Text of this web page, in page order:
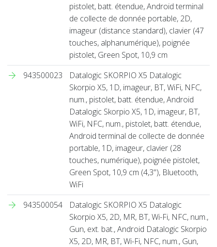
pistolet, batt. étendue, Android terminal
de collecte de donnée portable, 2D,
imageur (distance standard), clavier (47
touches, alphanumérique), poignée
pistolet, Green Spot, 10,9 cm
943500023
Datalogic SKORPIO X5 Datalogic
Skorpio X5, 1D, imageur, BT, WiFi, NFC,
num., pistolet, batt. étendue, Android
Datalogic Skorpio X5, 1D, imageur, BT,
WiFi, NFC, num., pistolet, batt. étendue,
Android terminal de collecte de donnée
portable, 1D, imageur, clavier (28
touches, numérique), poignée pistolet,
Green Spot, 10,9 cm (4,3''), Bluetooth,
WiFi
943500054
Datalogic SKORPIO X5 Datalogic
Skorpio X5, 2D, MR, BT, Wi-Fi, NFC, num.,
Gun, ext. bat., Android Datalogic Skorpio
X5, 2D, MR, BT, Wi-Fi, NFC, num., Gun,